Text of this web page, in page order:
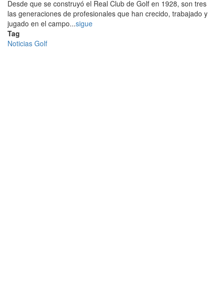
Desde que se construyó el Real Club de Golf en 1928, son tres
las generaciones de profesionales que han crecido, trabajado y
jugado en el campo...sigue
Tag
Noticias Golf